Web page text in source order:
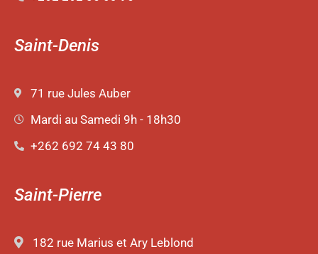
Saint-Denis
71 rue Jules Auber
Mardi au Samedi 9h - 18h30
+262 692 74 43 80
Saint-Pierre
182 rue Marius et Ary Leblond